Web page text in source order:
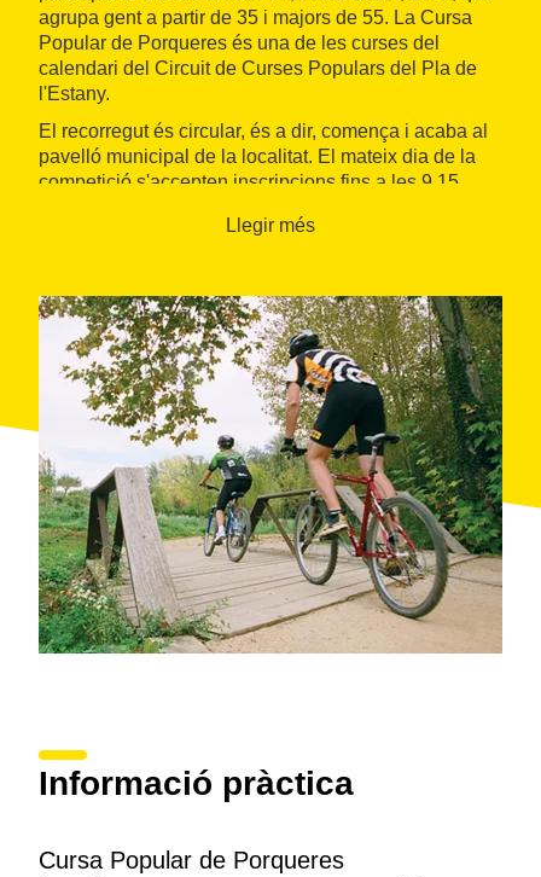
agrupa gent a partir de 35 i majors de 55. La Cursa
Popular de Porqueres és una de les curses del
calendari del Circuit de Curses Populars del Pla de
l'Estany.
El recorregut és circular, és a dir, comença i acaba al
pavelló municipal de la localitat. El mateix dia de la
competició s'accepten inscripcions fins a les 9.15
Llegir més
Informació pràctica
Cursa Popular de Porqueres